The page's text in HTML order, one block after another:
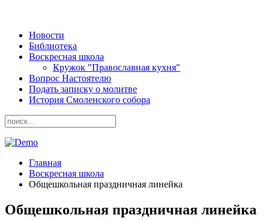
Новости
Библиотека
Воскресная школа
Кружок "Православная кухня"
Вопрос Настоятелю
Подать записку о молитве
История Смоленского собора
Главная
Воскресная школа
Общешкольная праздничная линейка
Общешкольная праздничная линейка